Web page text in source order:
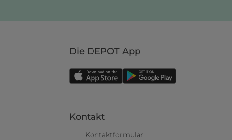
Die DEPOT App
Kontakt
Kontaktformular